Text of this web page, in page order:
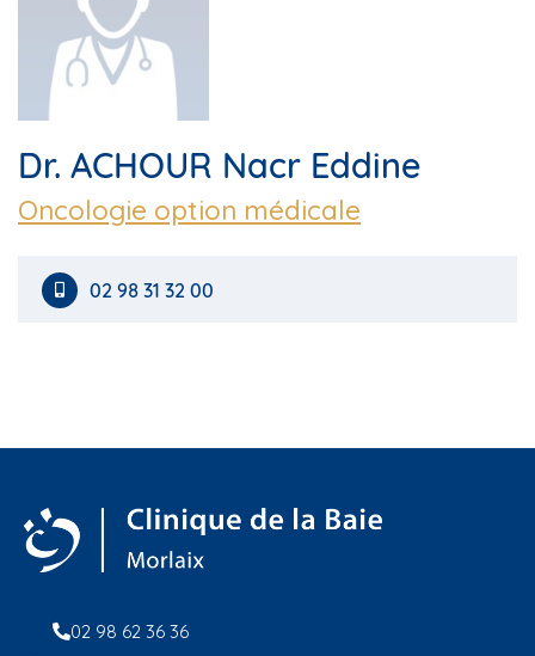
Dr. ACHOUR Nacr Eddine
Oncologie option médicale
02 98 31 32 00
02 98 62 36 36